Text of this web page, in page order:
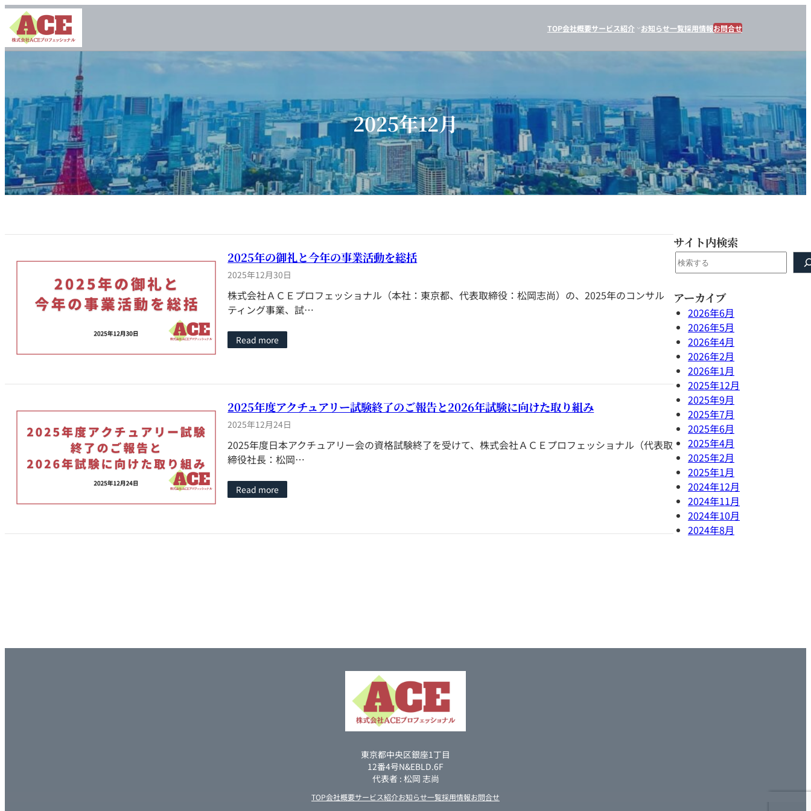
内
容
を
ス
プ
TOP会社概要サービス紹介 お知らせ一覧採用情報お問合せ
2025年12月
2025年の御礼と今年の事業活動を総括
2025年12月30日
株式会社ＡＣＥプロフェッショナル（本社：東京都、代表取締役：松岡志尚）の、2025年のコンサル
ティング事業、試…
Read more
2025年度アクチュアリー試験終了のご報告と2026年試験に向けた取り組み
2025年12月24日
2025年度日本アクチュアリー会の資格試験終了を受けて、株式会社ＡＣＥプロフェッショナル（代表取
締役社長：松岡…
Read more
サイト内検索
検
索
アーカイブ
2026年6月
2026年5月
2026年4月
2026年2月
2026年1月
2025年12月
2025年9月
2025年7月
2025年6月
2025年4月
2025年2月
2025年1月
2024年12月
2024年11月
2024年10月
2024年8月
東京都中央区銀座1丁目
12番4号N&EBLD.6F
代表者 : 松岡 志尚
TOP会社概要サービス紹介お知らせ一覧採用情報お問合せ